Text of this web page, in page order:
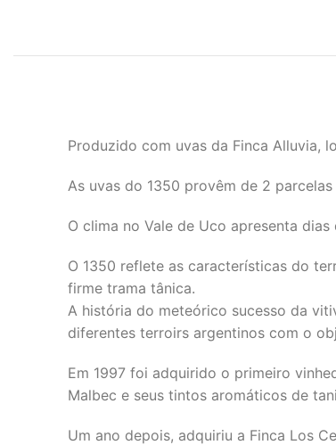
Produzido com uvas da Finca Alluvia,
As uvas do 1350 provêm de 2
O clima no Vale de Uco apresenta
O 1350 reflete as características do
firme trama tânica.
A história do meteórico sucesso da
diferentes terroirs argentinos com o
Em 1997 foi adquirido o primeiro
Malbec e seus tintos aromáticos de
Um ano depois, adquiriu a Finca Los